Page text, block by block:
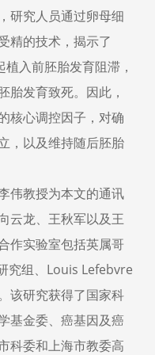
研究人员通过卵母细
精的技术，揭示了
入前胚胎发育阻滞，
胎发育致死。因此，
核心调控因子，对确
，以及维持随后胚胎
教授为本文的通讯
云龙、王秋军以及王
作实验室包括英属哥
究组、Louis Lefebvre
该研究获得了国家科
基金委、癌基因及癌
科委和上海市教委高